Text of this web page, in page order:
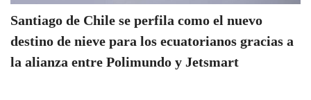
Santiago de Chile se perfila como el nuevo
destino de nieve para los ecuatorianos gracias a
la alianza entre Polimundo y Jetsmart